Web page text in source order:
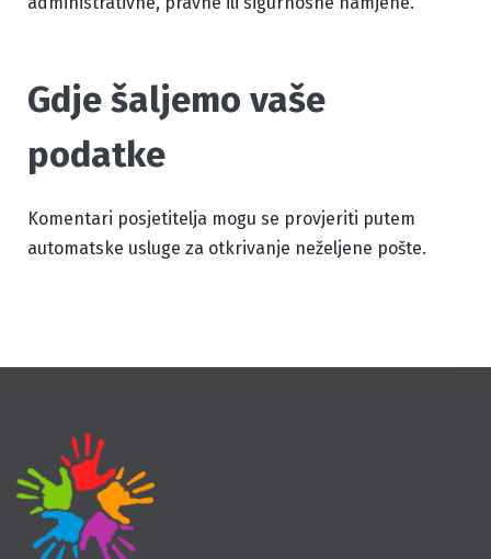
Gdje šaljemo vaše
podatke
Komentari posjetitelja mogu se provjeriti putem
automatske usluge za otkrivanje neželjene pošte.